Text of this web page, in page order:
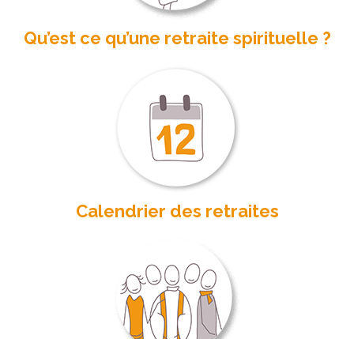
Qu’est ce qu’une retraite spirituelle ?
Calendrier des retraites